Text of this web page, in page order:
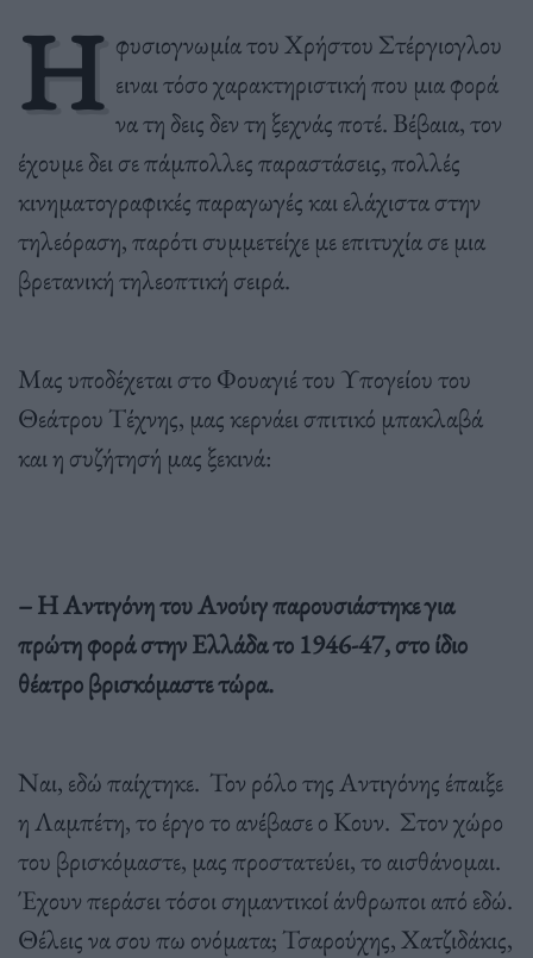
Η φυσιογνωμία του Χρήστου Στέργιογλου
ειναι τόσο χαρακτηριστική που μια φορά
να τη δεις δεν τη ξεχνάς ποτέ. Βέβαια, τον
έχουμε δει σε πάμπολλες παραστάσεις, πολλές
κινηματογραφικές παραγωγές και ελάχιστα στην
τηλεόραση, παρότι συμμετείχε με επιτυχία σε μια
βρετανική τηλεοπτική σειρά.
Μας υποδέχεται στο Φουαγιέ του Υπογείου του
Θεάτρου Τέχνης, μας κερνάει σπιτικό μπακλαβά
και η συζήτησή μας ξεκινά:
– H Αντιγόνη του Ανούιγ παρουσιάστηκε για
πρώτη φορά στην Ελλάδα το 1946-47, στο ίδιο
θέατρο βρισκόμαστε τώρα.
Ναι, εδώ παίχτηκε. Τον ρόλο της Αντιγόνης έπαιξε
η Λαμπέτη, το έργο το ανέβασε ο Κουν. Στον χώρο
του βρισκόμαστε, μας προστατεύει, το αισθάνομαι.
Έχουν περάσει τόσοι σημαντικοί άνθρωποι από εδώ.
Θέλεις να σου πω ονόματα; Τσαρούχης, Χατζιδάκις,